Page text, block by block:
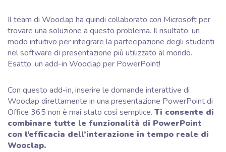
Il team di Wooclap ha quindi collaborato con Microsoft per
trovare una soluzione a questo problema. Il risultato: un
modo intuitivo per integrare la partecipazione degli studenti
nel software di presentazione più utilizzato al mondo.
Esatto, un add-in Wooclap per PowerPoint!
Con questo add-in, inserire le domande interattive di
Wooclap direttamente in una presentazione PowerPoint di
Office 365 non è mai stato così semplice. Ti consente di
combinare tutte le funzionalità di PowerPoint
con l’efficacia dell’interazione in tempo reale di
Wooclap.